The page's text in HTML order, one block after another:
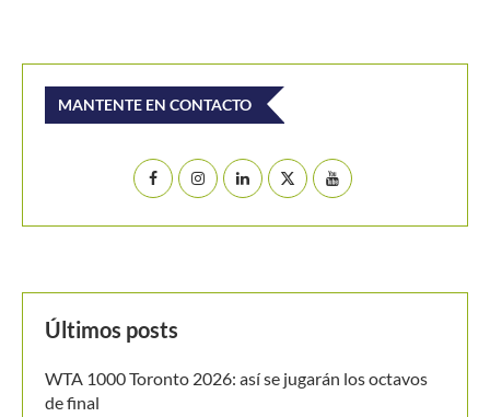
MANTENTE EN CONTACTO
Últimos posts
WTA 1000 Toronto 2026: así se jugarán los octavos
de final